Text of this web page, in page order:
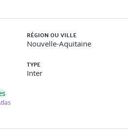
RÉGION OU VILLE
Nouvelle-Aquitaine
TYPE
Inter